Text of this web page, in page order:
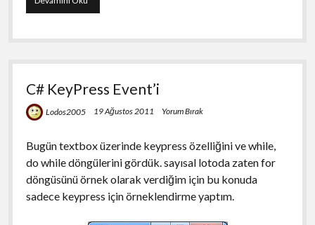
ile
Jackpot
C# KeyPress Event’i
Lodos2005 19 Ağustos 2011 Yorum Bırak
Bugün textbox üzerinde keypress özelliğini ve while,
do while döngülerini gördük. sayısal lotoda zaten for
döngüsünü örnek olarak verdiğim için bu konuda
sadece keypress için örneklendirme yaptım.